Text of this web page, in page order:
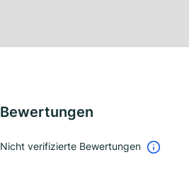
Bewertungen
Nicht verifizierte Bewertungen